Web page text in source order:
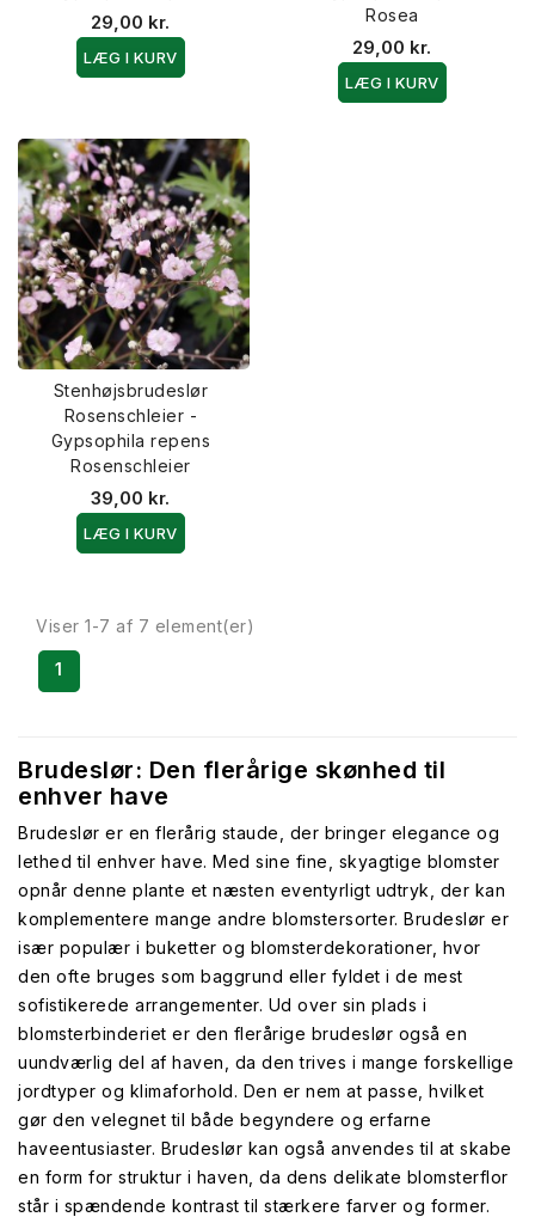
29,00 kr.
LÆG I KURV
Rosea
29,00 kr.
LÆG I KURV
Stenhøjsbrudeslør
Rosenschleier -
Gypsophila repens
Rosenschleier
39,00 kr.
LÆG I KURV
Viser 1-7 af 7 element(er)
1
Brudeslør: Den flerårige skønhed til
enhver have
Brudeslør er en flerårig staude, der bringer elegance og
lethed til enhver have. Med sine fine, skyagtige blomster
opnår denne plante et næsten eventyrligt udtryk, der kan
komplementere mange andre blomstersorter. Brudeslør er
især populær i buketter og blomsterdekorationer, hvor
den ofte bruges som baggrund eller fyldet i de mest
sofistikerede arrangementer. Ud over sin plads i
blomsterbinderiet er den flerårige brudeslør også en
uundværlig del af haven, da den trives i mange forskellige
jordtyper og klimaforhold. Den er nem at passe, hvilket
gør den velegnet til både begyndere og erfarne
haveentusiaster. Brudeslør kan også anvendes til at skabe
en form for struktur i haven, da dens delikate blomsterflor
står i spændende kontrast til stærkere farver og former.